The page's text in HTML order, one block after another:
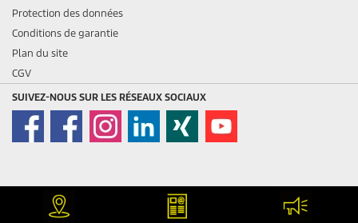
Protection des données
Conditions de garantie
Plan du site
CGV
SUIVEZ-NOUS SUR LES RÉSEAUX SOCIAUX